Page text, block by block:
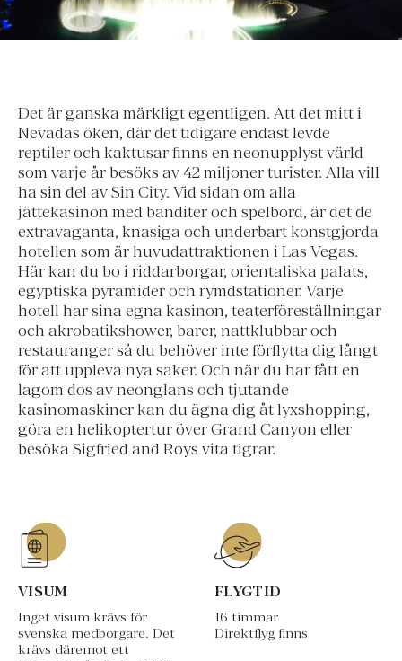
Det är ganska märkligt egentligen. Att det mitt i
Nevadas öken, där det tidigare endast levde
reptiler och kaktusar finns en neonupplyst värld
som varje år besöks av 42 miljoner turister. Alla vill
ha sin del av Sin City. Vid sidan om alla
jättekasinon med banditer och spelbord, är det de
extravaganta, knasiga och underbart konstgjorda
hotellen som är huvudattraktionen i Las Vegas.
Här kan du bo i riddarborgar, orientaliska palats,
egyptiska pyramider och rymdstationer. Varje
hotell har sina egna kasinon, teaterföreställningar
och akrobatikshower, barer, nattklubbar och
restauranger så du behöver inte förflytta dig långt
för att uppleva nya saker. Och när du har fått en
lagom dos av neonglans och tjutande
kasinomaskiner kan du ägna dig åt lyxshopping,
göra en helikoptertur över Grand Canyon eller
besöka Sigfried and Roys vita tigrar.
VISUM
Inget visum krävs för
svenska medborgare. Det
krävs däremot ett
FLYGTID
16 timmar
Direktflyg finns